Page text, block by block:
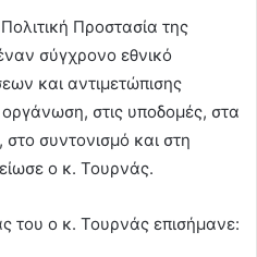
Προστασία της
σύγχρονο εθνικό
και αντιμετώπισης
στις υποδομές, στα
συντονισμό και στη
ο κ. Τουρνάς.
του ο κ. Τουρνάς επισήμανε: